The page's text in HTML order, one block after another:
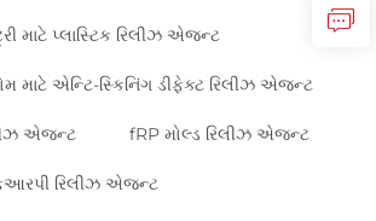
માટે પ્લાસ્ટિક રિલીઝ એજન્ટ
માટે એન્ટિ-સ્કિનિંગ ડીફેક્ટ રિલીઝ એજન્ટ
એજન્ટ fRP મોલ્ડ રિલીઝ એજન્ટ
રિલીઝ એજન્ટ